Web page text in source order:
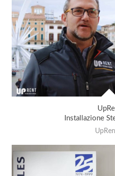
Installazione